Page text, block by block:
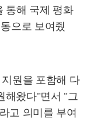
통해 국제 평화
으로 보여줬
원을 포함해 다
해왔다"면서 "그
고 의미를 부여